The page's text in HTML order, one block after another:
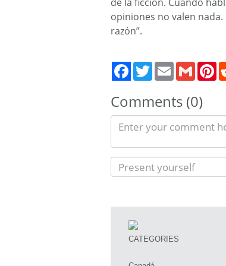
opiniones no valen
razón”.
TwitterEmail Gmail
Comments (0)
CATEGORIES